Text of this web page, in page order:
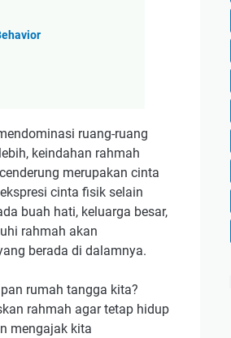
ruang-ruang
keindahan rahmah
merupakan cinta
cinta fisik selain
buah hati, keluarga besar,
rahmah akan
berada di dalamnya.
rumah tangga kita?
rahmah agar tetap hidup
mengajak kita